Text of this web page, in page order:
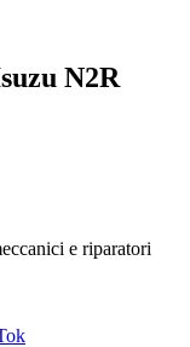
N2R